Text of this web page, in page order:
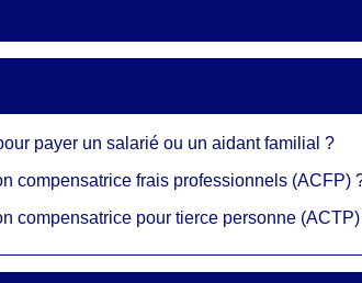
payer un salarié ou un aidant familial ?
compensatrice frais professionnels (ACFP)
compensatrice pour tierce personne